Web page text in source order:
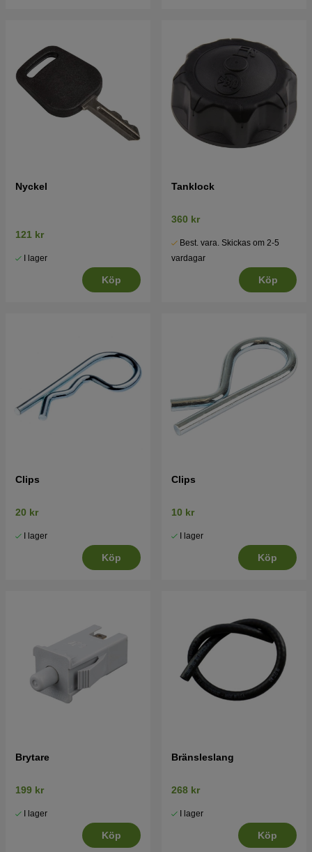
Nyckel
121 kr
I lager
Köp
Tanklock
360 kr
Best. vara. Skickas om 2-5
vardagar
Köp
Clips
20 kr
I lager
Köp
Clips
10 kr
I lager
Köp
Brytare
199 kr
I lager
Köp
Bränsleslang
268 kr
I lager
Köp